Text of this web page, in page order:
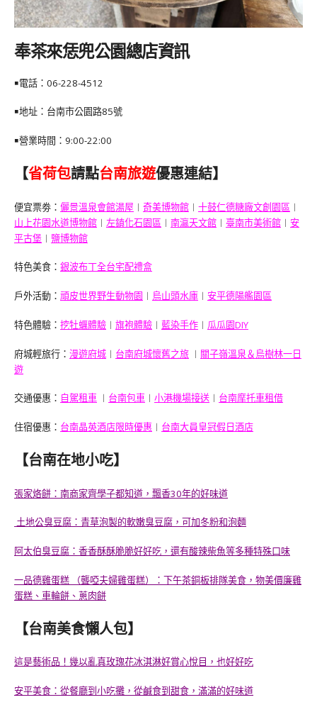
奉茶來恁兜公園總店資訊
￭電話：06-228-4512
￭地址：台南市公園路85號
￭營業時間：9:00-22:00
【省荷包請點台南旅遊優惠連結】
便宜票劵： 儷景溫泉會館湯屋 ︱ 奇美博物館 ︱ 十鼓仁德糖廠文創園區 ︱
山上花園水道博物館 ︱ 左鎮化石園區 ︱ 南瀛天文館 ︱ 臺南市美術館 ︱ 安
平古堡 ︱ 鹽博物館
特色美食： 銀波布丁全台宅配禮盒
戶外活動： 頑皮世界野生動物園 ︱ 烏山頭水庫 ︱ 安平德陽艦園區
特色體驗： 挖牡蠣體驗 ︱ 旗袍體驗 ︱ 藍染手作 ︱ 瓜瓜園DIY
府城輕旅行： 漫遊府城 ︱ 台南府城懷舊之旅 ︱ 關子嶺溫泉＆烏樹林一日
遊
交通優惠： 自駕租車 ︱ 台南包車 ︱ 小港機場接送 ︱ 台南摩托車租借
住宿優惠： 台南晶英酒店限時優惠 ︱ 台南大員皇冠假日酒店
【台南在地小吃】
張家烙餅：南商家齊學子都知道，飄香30年的好味道
土地公臭豆腐：青草泡製的軟嫩臭豆腐，可加冬粉和泡麵
阿太伯臭豆腐：香香酥酥脆脆好好吃，還有酸辣柴魚等多種特殊口味
一品德雞蛋糕 （聾啞夫婦雞蛋糕）：下午茶銅板排隊美食，物美價廉雞
蛋糕、車輪餅、蔥肉餅
【台南美食懶人包】
這是藝術品！幾以亂真玫瑰花冰淇淋好賞心悅目，也好好吃
安平美食：從餐廳到小吃攤，從鹹食到甜食，滿滿的好味道